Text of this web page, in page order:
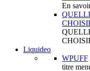
En
Liquideo
WPUFF
titre